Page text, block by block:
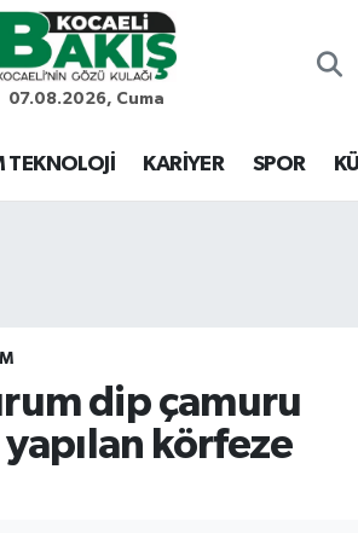
07.08.2026, Cuma
TEKNOLOJİ KARİYER SPOR
dip çamuru
körfeze
Eczaneler
Durumu